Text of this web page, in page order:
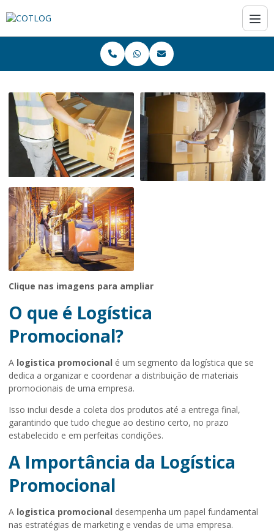
Clique nas imagens para ampliar
O que é Logística
Promocional?
A logistica promocional é um segmento da logística que se
dedica a organizar e coordenar a distribuição de materiais
promocionais de uma empresa.
Isso inclui desde a coleta dos produtos até a entrega final,
garantindo que tudo chegue ao destino certo, no prazo
estabelecido e em perfeitas condições.
A Importância da Logística
Promocional
A logistica promocional desempenha um papel fundamental
nas estratégias de marketing e vendas de uma empresa.